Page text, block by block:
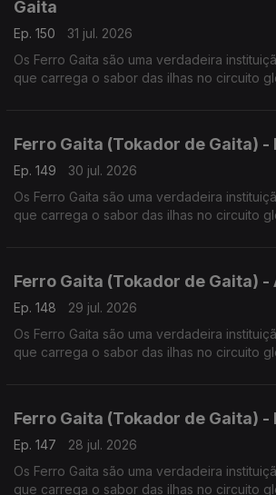
Gaita
Ep. 150
31 jul. 2026
Os Ferro Gaita são uma verdadeira
que carrega o sabor das ilhas no circuito
Ferro Gaita (Tokador de Gaita)
Ep. 149
30 jul. 2026
Os Ferro Gaita são uma verdadeira
que carrega o sabor das ilhas no circuito
Ferro Gaita (Tokador de Gaita) -
Ep. 148
29 jul. 2026
Os Ferro Gaita são uma verdadeira
que carrega o sabor das ilhas no circuito
Ferro Gaita (Tokador de Gaita)
Ep. 147
28 jul. 2026
Os Ferro Gaita são uma verdadeira
que carrega o sabor das ilhas no circuito